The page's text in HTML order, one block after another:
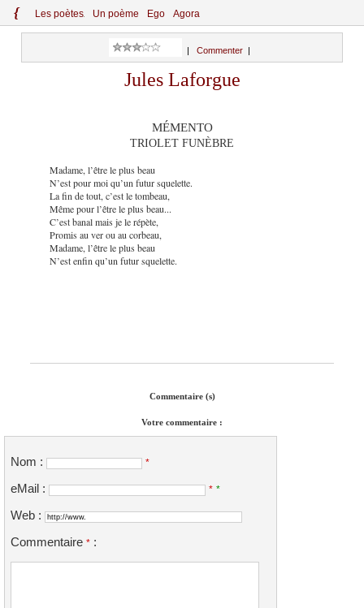
{ Les poètes Un poème Ego Agora
Commenter
Jules Laforgue
MÉMENTO
TRIOLET FUNÈBRE
Madame, l’être le plus beau
N’est pour moi qu’un futur squelette.
La fin de tout, c’est le tombeau,
Même pour l’être le plus beau...
C’est banal mais je le répète,
Promis au ver ou au corbeau,
Madame, l’être le plus beau
N’est enfin qu’un futur squelette.
Commentaire (s)
Votre commentaire :
Nom : *
eMail : * *
Web :
Commentaire * :